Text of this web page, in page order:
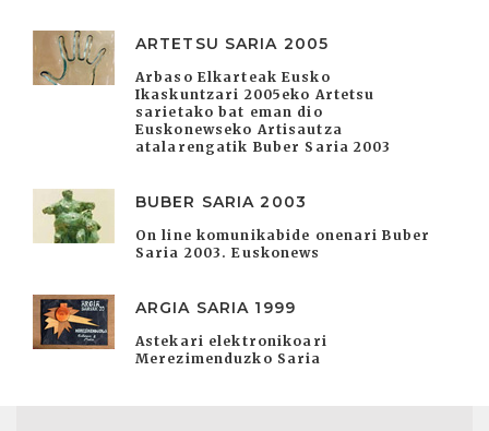
ARTETSU SARIA 2005
Arbaso Elkarteak Eusko
Ikaskuntzari 2005eko Artetsu
sarietako bat eman dio
Euskonewseko Artisautza
atalarengatik Buber Saria 2003
BUBER SARIA 2003
On line komunikabide onenari Buber
Saria 2003. Euskonews
ARGIA SARIA 1999
Astekari elektronikoari
Merezimenduzko Saria